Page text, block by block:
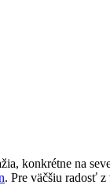
konkrétne na
. Pre väčšiu radosť